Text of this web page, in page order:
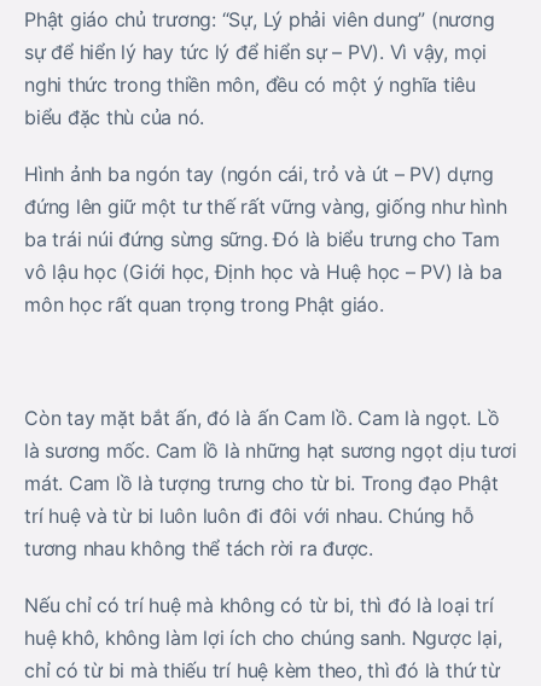
Phật giáo chủ trương: “Sự, Lý phải viên dung” (nương
sự để hiển lý hay tức lý để hiển sự – PV). Vì vậy, mọi
nghi thức trong thiền môn, đều có một ý nghĩa tiêu
biểu đặc thù của nó.
Hình ảnh ba ngón tay (ngón cái, trỏ và út – PV) dựng
đứng lên giữ một tư thế rất vững vàng, giống như hình
ba trái núi đứng sừng sững. Đó là biểu trưng cho Tam
vô lậu học (Giới học, Định học và Huệ học – PV) là ba
môn học rất quan trọng trong Phật giáo.
Còn tay mặt bắt ấn, đó là ấn Cam lồ. Cam là ngọt. Lồ
là sương mốc. Cam lồ là những hạt sương ngọt dịu tươi
mát. Cam lồ là tượng trưng cho từ bi. Trong đạo Phật
trí huệ và từ bi luôn luôn đi đôi với nhau. Chúng hỗ
tương nhau không thể tách rời ra được.
Nếu chỉ có trí huệ mà không có từ bi, thì đó là loại trí
huệ khô, không làm lợi ích cho chúng sanh. Ngược lại,
chỉ có từ bi mà thiếu trí huệ kèm theo, thì đó là thứ từ